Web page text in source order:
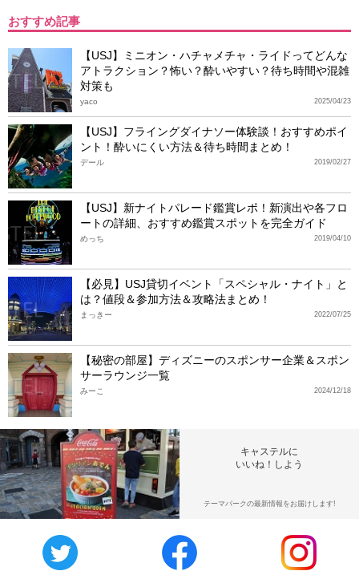
おすすめ記事
【USJ】ミニオン・ハチャメチャ・ライドってどんな
アトラクション？怖い？酔いやすい？待ち時間や混雑
対策も
2025/04/23
yaco
【USJ】フライングダイナソー体験談！おすすめポイ
ント！酔いにくい方法＆待ち時間まとめ！
2019/02/27
デール
【USJ】新ナイトパレード鑑賞レポ！新演出や各フロ
ートの詳細、おすすめ鑑賞スポットを完全ガイド
2019/04/10
めっち
【必見】USJ貸切イベント「スペシャル・ナイト」と
は？値段＆参加方法＆攻略法まとめ！
2022/07/25
まっきー
【秘密の部屋】ディズニーのスポンサー企業＆スポン
サーラウンジ一覧
2024/12/18
みーこ
キャステルに
いいね！しよう
テーマパークの最新情報をお届けします!